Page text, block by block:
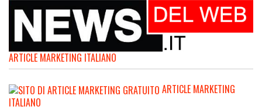
ARTICLE MARKETING ITALIANO
ARTICLE MARKETING
ITALIANO